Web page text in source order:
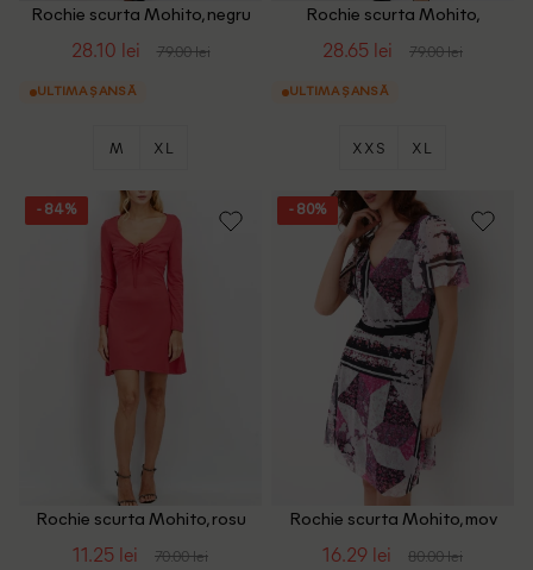
Rochie scurta Mohito, negru
28.10 lei 79.00 lei
ULTIMA ȘANSĂ
M XL
Rochie scurta Mohito,
28.65 lei 79.00 lei
ULTIMA ȘANSĂ
XXS XL
- 84%
Rochie scurta Mohito, rosu
11.25 lei 70.00 lei
- 80%
Rochie scurta Mohito, mov
16.29 lei 80.00 lei